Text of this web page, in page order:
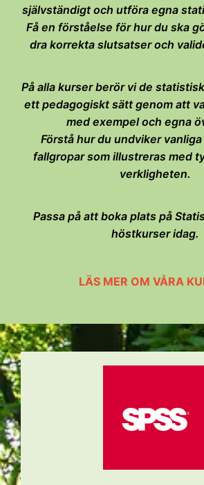
självständigt och utföra egna
Få en förståelse för hur du ska
dra korrekta slutsatser och
På alla kurser berör vi de
ett pedagogiskt sätt genom att
med exempel och egna
Förstå hur du undviker
fallgropar som illustreras med
verkligheten.
Passa på att boka plats på
höstkurser idag.
LÄS MER OM VÅRA